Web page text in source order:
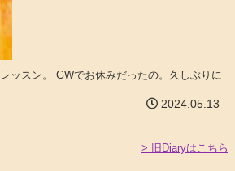
ッスン。 GWでお休みだったの。久しぶりに
2024.05.13
> 旧Diaryはこちら